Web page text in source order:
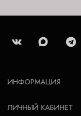
ИНФОРМАЦИЯ
ЛИЧНЫЙ КАБИНЕТ